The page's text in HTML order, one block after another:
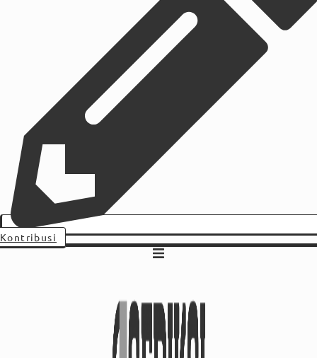
Kontribusi